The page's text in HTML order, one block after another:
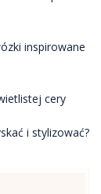
inspirowane
cery
i stylizować?